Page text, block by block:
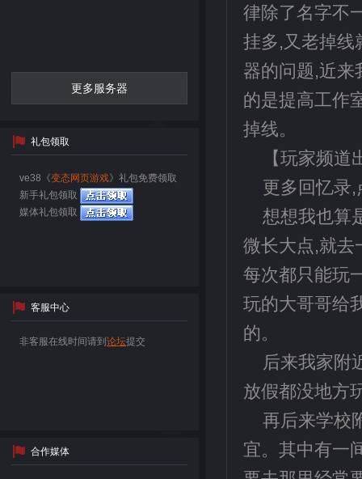
更多服务器
礼包领取
ve38《变态网页游戏》礼包免费领取
新手礼包领取
媒体礼包领取
客服中心
非客服在线时间请到 论坛提交
合作媒体
律除了名字不
挂多,又老掉线
器的问题,近来
的是提高工作
掉线。
【玩家频
更多回忆录
想想我也算
微长大点,就去
每次都只能玩
玩的大哥哥给
的。
后来我家附
放假都没地方
再后来学校
宜。其中有一